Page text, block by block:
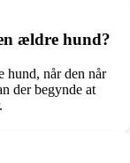
ældre hund?
hund, når den når
der begynde at